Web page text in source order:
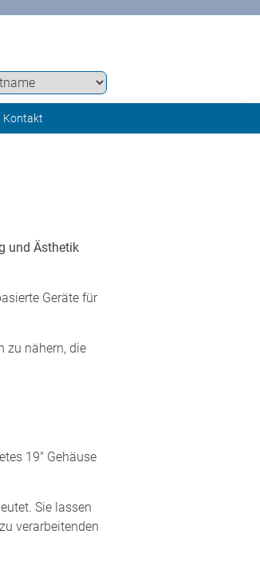
Kontakt
und Ästhetik
Geräte für
zu nähern, die
19" Gehäuse
Sie lassen
verarbeitenden